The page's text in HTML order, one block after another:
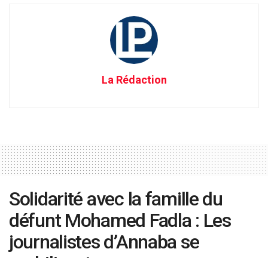
La Rédaction
Solidarité avec la famille du
défunt Mohamed Fadla : Les
journalistes d’Annaba se